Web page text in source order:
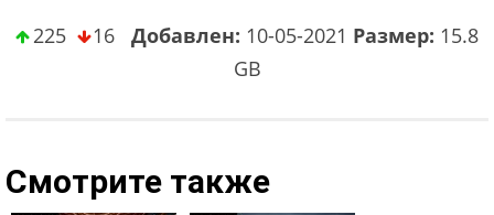
225 16 Добавлен: 10-05-2021 Размер: 15.8
GB
Смотрите также